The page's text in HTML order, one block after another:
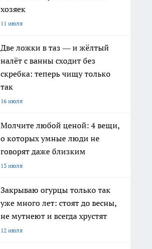
хозяек
11 июля
Две ложки в таз — и жёлтый
налёт с ванны сходит без
скребка: теперь чищу только
так
16 июля
Молчите любой ценой: 4 вещи,
о которых умные люди не
говорят даже близким
13 июля
Закрываю огурцы только так
уже много лет: стоят до весны,
не мутнеют и всегда хрустят
12 июля